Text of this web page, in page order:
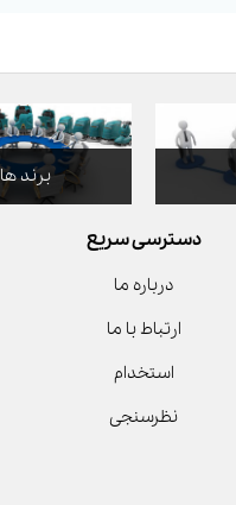
برند ها
دسترسی سریع
درباره ما
ارتباط با ما
استخدام
نظرسنجی